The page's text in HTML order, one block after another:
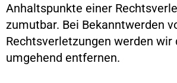
Anhaltspunkte einer
zumutbar. Bei Bekanntwerden
Rechtsverletzungen werden
umgehend entfernen.